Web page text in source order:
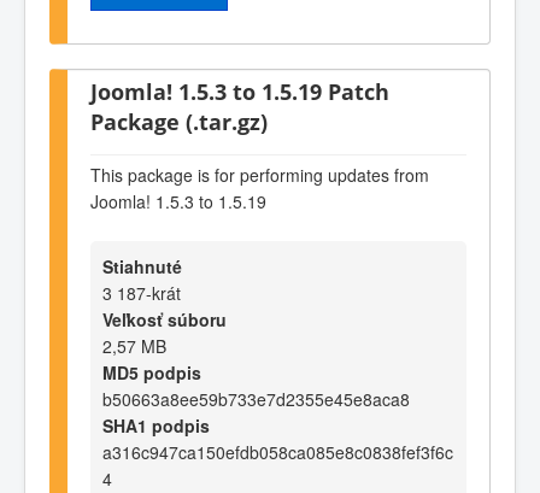
Joomla! 1.5.3 to 1.5.19 Patch
Package (.tar.gz)
This package is for performing updates from
Joomla! 1.5.3 to 1.5.19
Stiahnuté
3 187-krát
Veľkosť súboru
2,57 MB
MD5 podpis
b50663a8ee59b733e7d2355e45e8aca8
SHA1 podpis
a316c947ca150efdb058ca085e8c0838fef3f6c
4